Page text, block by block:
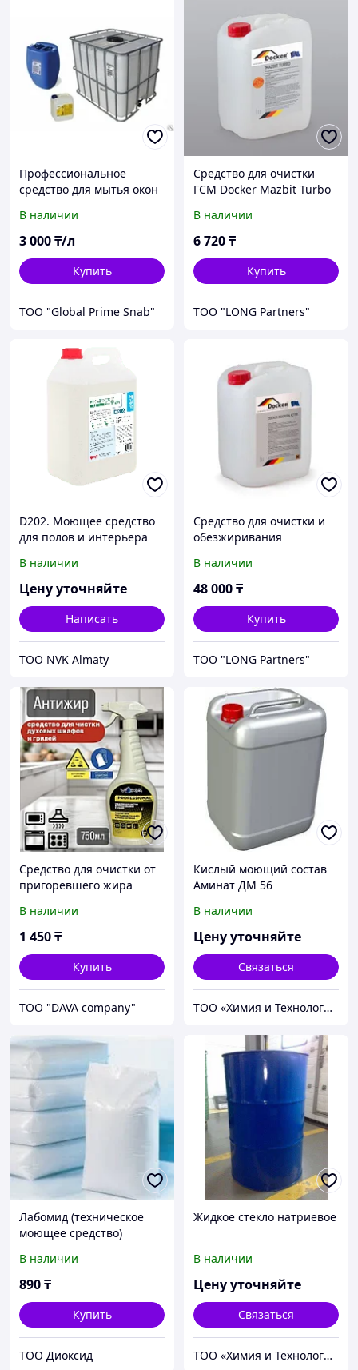
Профессиональное
средство для мытья окон
В наличии
3 000₸/л
Купить
ТОО "Global Prime Snab"
Средство для очистки
ГСМ Docker Mazbit Turbo
В наличии
6 720₸
Купить
ТОО "LONG Partners"
D202. Моющее средство
для полов и интерьера
В наличии
Цену уточняйте
Написать
ТОО NVK Almaty
Средство для очистки и
обезжиривания
Dekamet 10 л
В наличии
48 000₸
Купить
ТОО "LONG Partners"
Средство для очистки от
пригоревшего жира
В наличии
1 450₸
Купить
ТОО "DAVA company"
Кислый моющий состав
Аминат ДМ 56
В наличии
Цену уточняйте
Связаться
ТОО «Химия и Технология»
Лабомид (техническое
моющее средство)
В наличии
890₸
Купить
ТОО Диоксид
Жидкое стекло натриевое
В наличии
Цену уточняйте
Связаться
ТОО «Химия и Технология»